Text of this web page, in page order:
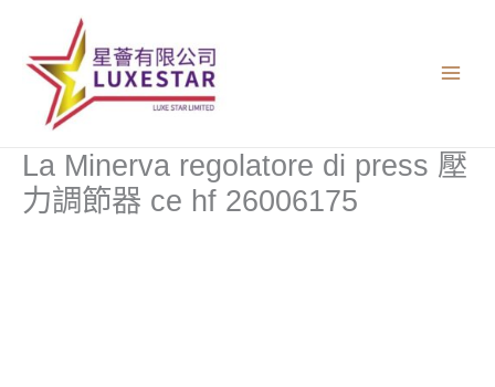
La Minerva regolatore di press 壓
力調節器 ce hf 26006175